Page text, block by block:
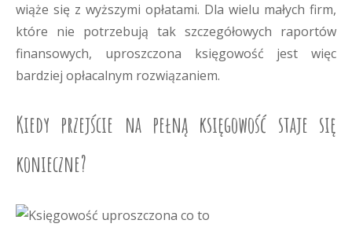
wiąże się z wyższymi opłatami. Dla wielu małych firm,
które nie potrzebują tak szczegółowych raportów
finansowych, uproszczona księgowość jest więc
bardziej opłacalnym rozwiązaniem.
Kiedy przejście na pełną księgowość staje się
konieczne?